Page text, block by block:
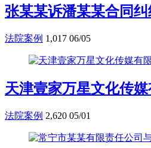
张某某诉潘某某合同
法院案例 1,017 06/05
天津壹家万星文化传
法院案例 2,620 05/01